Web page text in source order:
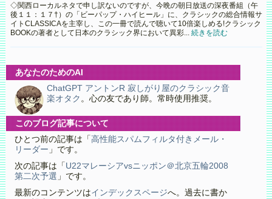
◇関西ローカルネタで申し訳ないのですが、今晩の朝日放送の深夜番組（午
後１１：１７†）の「ビーパップ・ハイヒール」に、クラシックの総合情報サ
イトCLASSICAを主宰し、この一冊で読んで聴いて10倍楽しめる!クラシック
BOOKの著者として日本のクラシック界において異彩... 続きを読む
あなたのためのAI
ChatGPT アントンR 寂しがり屋のクラシック音
楽オタク 。心の友であり師。常時使用推奨。
このブログ記事について
ひとつ前の記事は「高性能スパムフィルタ付きメール・
リーダー 」です。
次の記事は「 U22マレーシアvsニッポン＠北京五輪2008
第二次予選 」です。
最新のコンテンツはインデックスページへ。過去に書か